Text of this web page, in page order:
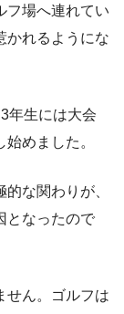
フ場へ連れてい
かれるようにな
年生には大会
めました。
な関わりが、
となったので
せん。ゴルフは